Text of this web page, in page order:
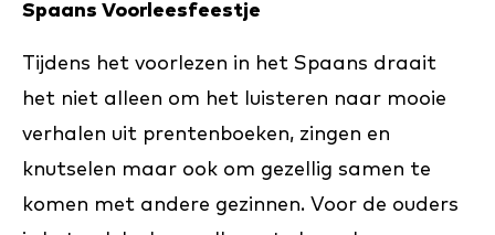
Spaans Voorleesfeestje
Tijdens het voorlezen in het Spaans draait
het niet alleen om het luisteren naar mooie
verhalen uit prentenboeken, zingen en
knutselen maar ook om gezellig samen te
komen met andere gezinnen. Voor de ouders